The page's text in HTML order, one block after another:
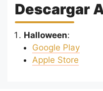
Descargar
Halloween:
Google Play
Apple Store